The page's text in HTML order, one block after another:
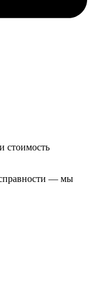
стоимость
— мы